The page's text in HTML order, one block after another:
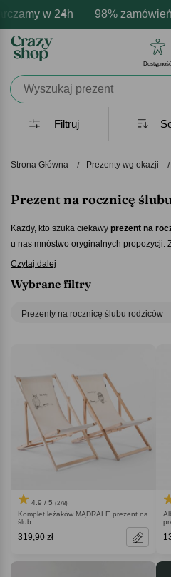
24h 98% zamówień
produktów
- zawsze udane prezenty
Dostępność
Strona Główna Prezenty wg okazji
Prezent na rocznicę
Każdy, kto szuka ciekawy prezent na
u nas mnóstwo oryginalnych propozycji.
rocznicę ślubu rodziców
znaleźć idealnyprezent na rocznicę
eleganckie, praktyczne, czyli dokładnie
Czytaj dalej
Filtruj
Wybrane filtry
Prezenty na rocznicę ślubu rodziców
4.9 / 5 (278)
Komplet leżaków MĄDRALE prezent na
ślub
319,90 zł